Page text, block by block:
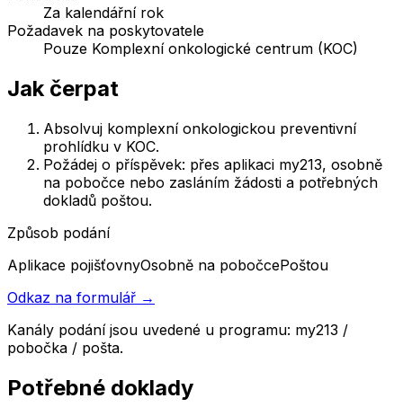
Za kalendářní rok
Požadavek na poskytovatele
Pouze Komplexní onkologické centrum (KOC)
Jak čerpat
Absolvuj komplexní onkologickou preventivní
prohlídku v KOC.
Požádej o příspěvek: přes aplikaci my213, osobně
na pobočce nebo zasláním žádosti a potřebných
dokladů poštou.
Způsob podání
Aplikace pojišťovnyOsobně na pobočcePoštou
Odkaz na formulář →
Kanály podání jsou uvedené u programu: my213 /
pobočka / pošta.
Potřebné doklady